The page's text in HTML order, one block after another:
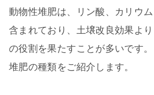
動物性堆肥は、リン酸、カリウム
含まれており、土壌改良効果よ
の役割を果たすことが多いです
堆肥の種類をご紹介します。